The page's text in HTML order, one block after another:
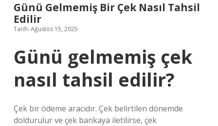
Günü Gelmemiş Bir Çek Nasıl Tahsil
Edilir
Tarih: Ağustos 15, 2025
Günü gelmemiş çek
nasıl tahsil edilir?
Çek bir ödeme aracıdır. Çek belirtilen dönemde
doldurulur ve çek bankaya iletilirse, çek